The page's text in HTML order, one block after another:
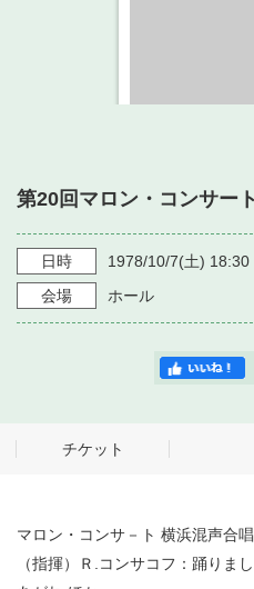
・ 空き状況
・ 抽選対象日
・ 利用料金
・ 音楽堂のご案内
・ フロアマップ
神奈川県立音楽堂
SNS
第20回マロン・コンサート
日時 1978/10/7(土) 18:30
会場
ホール
チケット
マロン・コンサ－ト 横浜混声合
（指揮）Ｒ.コンサコフ：踊りま